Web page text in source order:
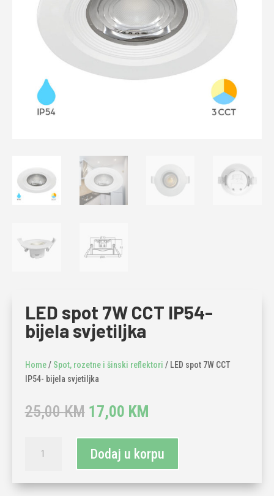
LED spot 7W CCT IP54-
bijela svjetiljka
Home/ Spot, rozetne i šinski reflektori / LED spot 7W CCT
IP54- bijela svjetiljka
25,00KM Original
price
was:
25,00 KM.
17,00 KM
is:
17,00 KM.
CCT
Dodaj u korpu